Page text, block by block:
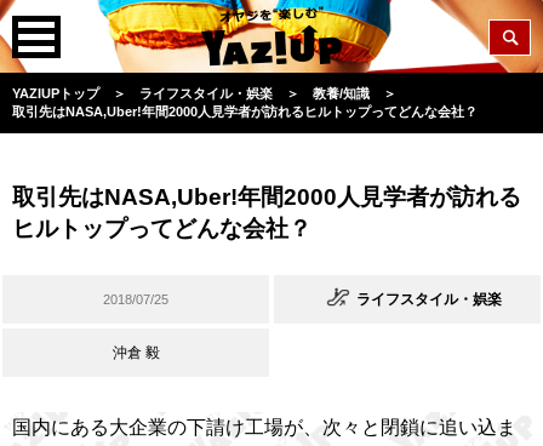
YAZIUPトップ ＞ ライフスタイル・娯楽 ＞ 教養/知識
＞
取引先はNASA,Uber!年間2000人見学者が訪れるヒルトップってどんな会社？
取引先はNASA,Uber!年間2000人見学者が訪れる
ヒルトップってどんな会社？
2018/07/25 ライフスタイル・娯楽
沖倉 毅
国内にある大企業の下請け工場が、次々と閉鎖に追い込ま